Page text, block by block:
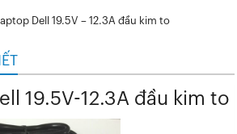
Dell 19.5V – 12.3A đầu kim to
19.5V-12.3A đầu kim to